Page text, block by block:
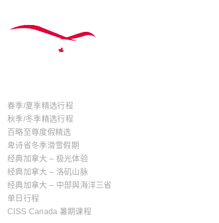
春季/夏季精选行程
秋季/冬季精选行程
百略至尊度假精选
卑诗省冬季滑雪假期
经典加拿大 – 极光体验
经典加拿大 – 洛矶山脉
经典加拿大 – 中部與海洋三省
单日行程
CISS Canada 暑期课程